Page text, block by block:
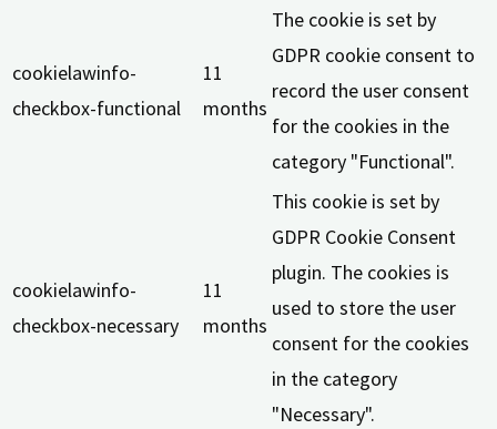
cookielawinfo-
checkbox-functional
11
months
The cookie is set by
GDPR cookie consent to
record the user consent
for the cookies in the
category "Functional".
cookielawinfo-
checkbox-necessary
11
months
This cookie is set by
GDPR Cookie Consent
plugin. The cookies is
used to store the user
consent for the cookies
in the category
"Necessary".